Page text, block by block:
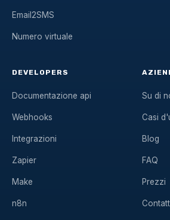
Email2SMS
Numero virtuale
DEVELOPERS
Documentazione api
Webhooks
Integrazioni
Zapier
Make
n8n
Su di
Casi
Blog
FAQ
Prezzi